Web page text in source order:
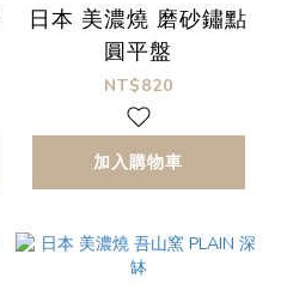
日本 美濃燒 磨砂鏽點
圓平盤
NT$820
加入購物車